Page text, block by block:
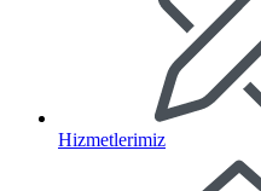
Hizmetlerimiz